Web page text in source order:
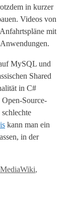
in kurzer
Videos von
mit
MySQL und
Shared
in C#
Source-
kann man ein
in der
MediaWiki,